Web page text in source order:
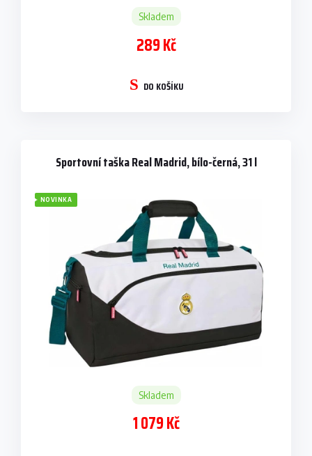
Skladem
289 Kč
DO KOŠÍKU
Sportovní taška Real Madrid, bílo-černá, 31 l
NOVINKA
Skladem
1 079 Kč